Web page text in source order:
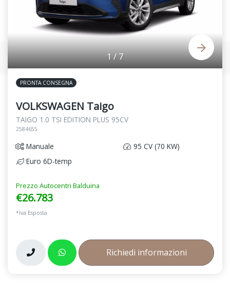
1/7
PRONTA CONSEGNA
VOLKSWAGEN Taigo
TAIGO 1.0 TSI EDITION PLUS 95CV
2584655
Manuale
95 CV (70 KW)
Euro 6D-temp
Prezzo Autocentri Balduina
€26.783
*Iva Esposta
Richiedi informazioni